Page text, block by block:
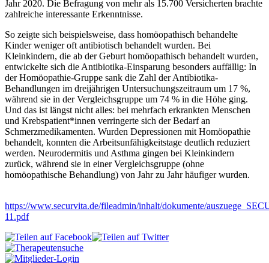
Jahr 2020. Die Befragung von mehr als 15.700 Versicherten brachte
zahlreiche interessante Erkenntnisse.
So zeigte sich beispielsweise, dass homöopathisch behandelte
Kinder weniger oft antibiotisch behandelt wurden. Bei
Kleinkindern, die ab der Geburt homöopathisch behandelt wurden,
entwickelte sich die Antibiotika-Einsparung besonders auffällig: In
der Homöopathie-Gruppe sank die Zahl der Antibiotika-
Behandlungen im dreijährigen Untersuchungszeitraum um 17 %,
während sie in der Vergleichsgruppe um 74 % in die Höhe ging.
Und das ist längst nicht alles: bei mehrfach erkrankten Menschen
und Krebspatient*innen verringerte sich der Bedarf an
Schmerzmedikamenten. Wurden Depressionen mit Homöopathie
behandelt, konnten die Arbeitsunfähigkeitstage deutlich reduziert
werden. Neurodermitis und Asthma gingen bei Kleinkindern
zurück, während sie in einer Vergleichsgruppe (ohne
homöopathische Behandlung) von Jahr zu Jahr häufiger wurden.
https://www.securvita.de/fileadmin/inhalt/dokumente/
11.pdf